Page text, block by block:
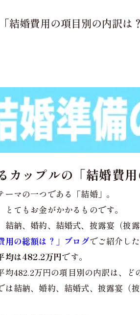
結婚費用の項目別の内訳は？
カップルの「結婚費用
マの一つである「結婚」。
てもお金がかかるものです。
結納、婚約、結婚式、披露宴（披
用の総額は？」ブログでご紹介し
均は482.2万円です。
均482.2万円の項目別の内訳は、ど
は結納、婚約、結婚式、披露宴